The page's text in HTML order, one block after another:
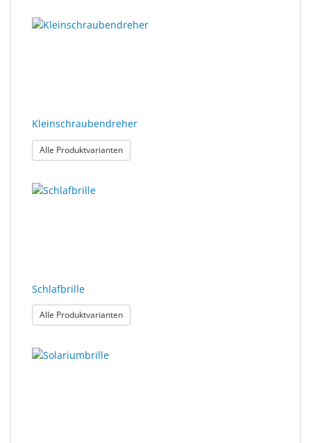
NEED
Schleiftechnik
SALE
Kleinschraubendreher
Alle Produktvarianten: Kleinschraubendreher
Schlafbrille
Alle Produktvarianten: Schlafbrille